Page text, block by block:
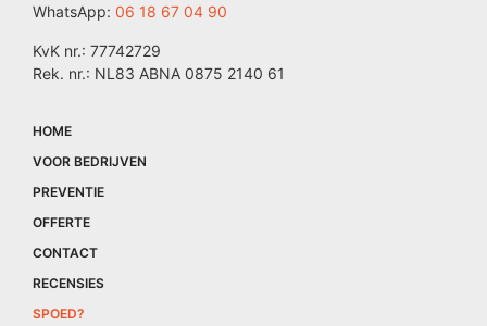
WhatsApp: 06 18 67 04 90
KvK nr.: 77742729
Rek. nr.: NL83 ABNA 0875 2140 61
HOME
VOOR BEDRIJVEN
PREVENTIE
OFFERTE
CONTACT
RECENSIES
SPOED?